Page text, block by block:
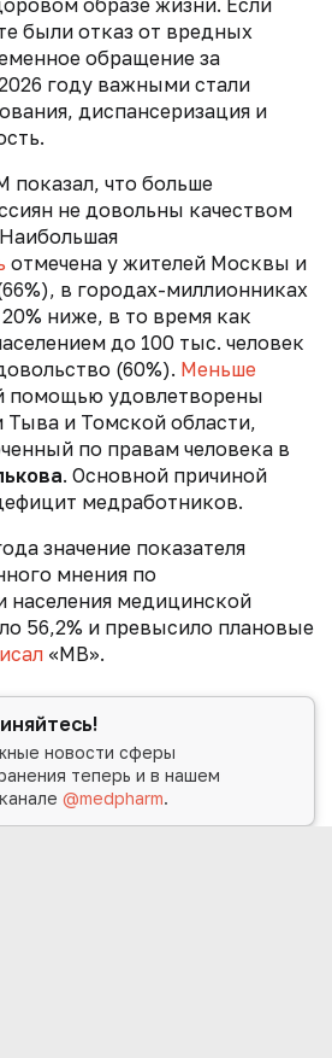
образе жизни. Если
были отказ от вредных
обращение за
году важными стали
диспансеризация и
показал, что больше
не довольны качеством
отмечена у жителей Москвы и
в городах-миллионниках
ниже, в то время как
до 100 тыс. человек
(60%). Меньше
помощью удовлетворены
Тыва и Томской области,
по правам человека в
. Основной причиной
медработников.
значение показателя
мнения по
населения медицинской
56,2% и превысило плановые
«МВ».
новости сферы
теперь и в нашем
@medpharm.